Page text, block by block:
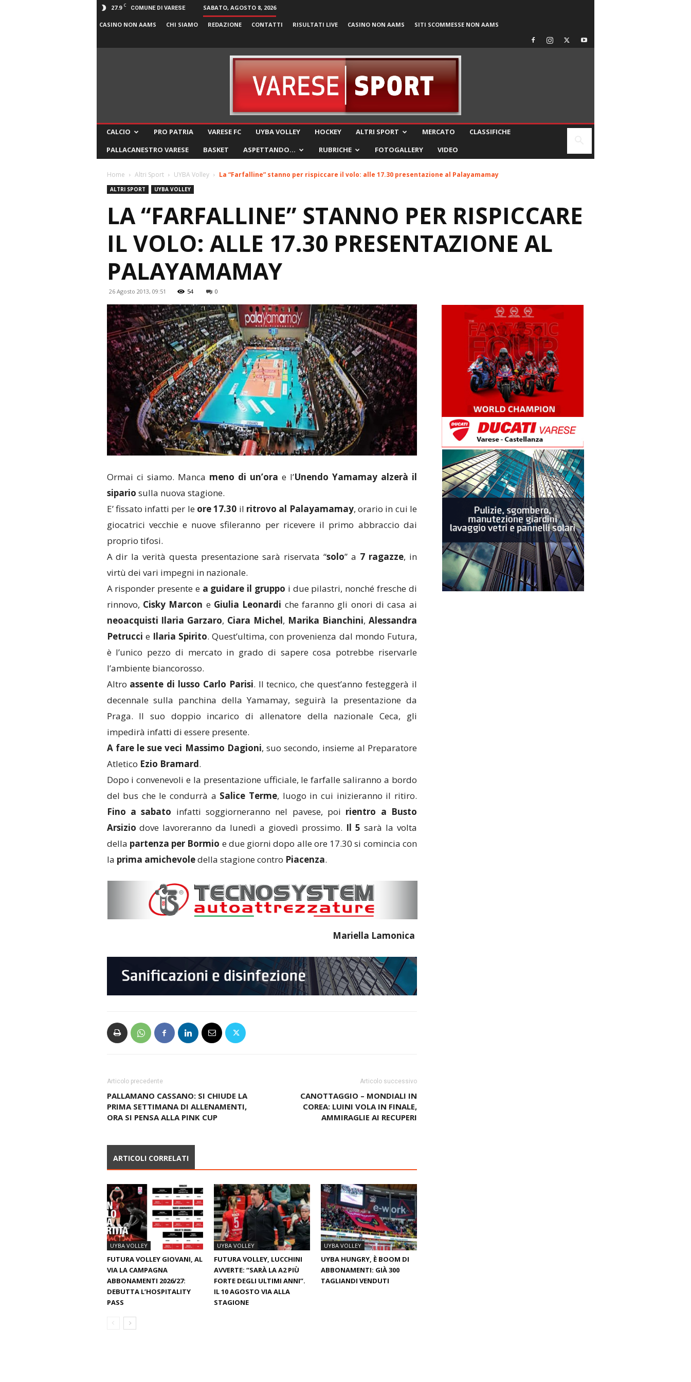
27.9 C COMUNE DI VARESE SABATO, AGOSTO 8, 2026
CASINO NON AAMS CHI SIAMO REDAZIONE CONTATTI RISULTATI LIVE CASINO NON AAMS SITI SCOMMESSE NON AAMS
CALCIO PRO PATRIA VARESE FC UYBA VOLLEY HOCKEY ALTRI SPORT MERCATO
CLASSIFICHE
PALLACANESTRO VARESE
BASKET ASPETTANDO… RUBRICHE FOTOGALLERY VIDEO
Home Altri Sport UYBA Volley La “Farfalline” stanno per rispiccare il volo: alle 17.30 presentazione al Palayamamay
ALTRI SPORT UYBA VOLLEY
LA “FARFALLINE” STANNO PER RISPICCARE
IL VOLO: ALLE 17.30 PRESENTAZIONE AL
PALAYAMAMAY
26 Agosto 2013, 09:51 54 0
Ormai ci siamo. Manca meno di un’ora e l’Unendo Yamamay alzerà il
sipario sulla nuova stagione.
E’ fissato infatti per leore 17.30 il ritrovo al Palayamamay, orario in cui le
giocatrici vecchie e nuove sfileranno per ricevere il primo abbraccio dai
proprio tifosi.
A dir la verità questa presentazione sarà riservata “solo” a 7 ragazze, in
virtù dei vari impegni in nazionale.
A risponder presente e a guidare il gruppo i due pilastri, nonché fresche di
rinnovo, Cisky Marcon e Giulia Leonardi che faranno gli onori di casa ai
neoacquisti Ilaria Garzaro, Ciara Michel, Marika Bianchini, Alessandra
Petrucci e Ilaria Spirito. Quest’ultima, con provenienza dal mondo Futura,
è l’unico pezzo di mercato in grado di sapere cosa potrebbe riservarle
l’ambiente biancorosso.
Altro assente di lusso Carlo Parisi. Il tecnico, che quest’anno festeggerà il
decennale sulla panchina della Yamamay, seguirà la presentazione da
Praga. Il suo doppio incarico di allenatore della nazionale Ceca, gli
impedirà infatti di essere presente.
A fare le sue veci Massimo Dagioni, suo secondo, insieme al Preparatore
Atletico Ezio Bramard.
Dopo i convenevoli e la presentazione ufficiale, le farfalle saliranno a bordo
del bus che le condurrà a Salice Terme, luogo in cui inizieranno il ritiro.
Fino a sabato infatti soggiorneranno nel pavese, poi rientro a Busto
Arsizio dove lavoreranno da lunedì a giovedì prossimo. Il 5 sarà la volta
della partenza per Bormio e due giorni dopo alle ore 17.30 si comincia con
la prima amichevoledella stagione contro Piacenza.
Mariella Lamonica
Articolo precedente
PALLAMANO CASSANO: SI CHIUDE LA
PRIMA SETTIMANA DI ALLENAMENTI,
ORA SI PENSA ALLA PINK CUP
Articolo successivo
CANOTTAGGIO – MONDIALI IN
COREA: LUINI VOLA IN FINALE,
AMMIRAGLIE AI RECUPERI
ARTICOLI CORRELATI
UYBA VOLLEY
FUTURA VOLLEY GIOVANI, AL
VIA LA CAMPAGNA
ABBONAMENTI 2026/27:
DEBUTTA L’HOSPITALITY
PASS
UYBA VOLLEY
FUTURA VOLLEY, LUCCHINI
AVVERTE: “SARÀ LA A2 PIÙ
FORTE DEGLI ULTIMI ANNI”.
IL 10 AGOSTO VIA ALLA
STAGIONE
UYBA VOLLEY
UYBA HUNGRY, È BOOM DI
ABBONAMENTI: GIÀ 300
TAGLIANDI VENDUTI